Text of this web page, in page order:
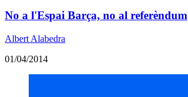
No a l'Espai Barça, no al referèndum
Albert Alabedra
01/04/2014